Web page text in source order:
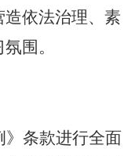
依法治理、素
围。
条款进行全面